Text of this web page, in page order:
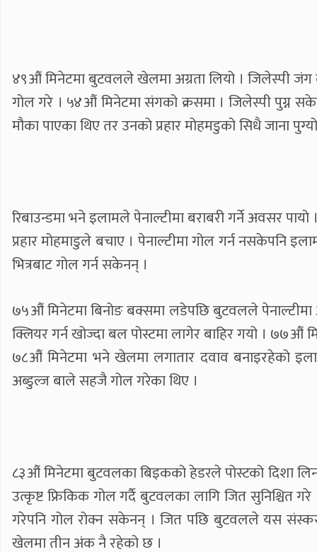
४९औं मिनेटमा बुटवलले खेलमा अग्रता लियो । जिलेस्पी
गोल गरे । ५४औं मिनेटमा संगको क्रसमा । जिलेस्पी पुग्न
मौका पाएका थिए तर उनको प्रहार मोहमडुको सिधै जाना
रिबाउन्डमा भने इलामले पेनाल्टीमा बराबरी गर्ने अवसर
प्रहार मोहमाडुले बचाए । पेनाल्टीमा गोल गर्न नसकेपनि
भित्रबाट गोल गर्न सकेनन् ।
७५औं मिनेटमा बिनोङ बक्समा लडेपछि बुटवलले पेनाल्टीमा
क्लियर गर्न खोज्दा बल पोस्टमा लागेर बाहिर गयो । ७७औं
७८औं मिनेटमा भने खेलमा लगातार दवाव बनाइरहेको
अब्डुल्ज बाले सहजै गोल गरेका थिए ।
८३औं मिनेटमा बुटवलका बिइकको हेडरले पोस्टको दिशा
उत्कृष्ट फ्रिकिक गोल गर्दै बुटवलका लागि जित सुनिश्चित
गरेपनि गोल रोक्न सकेनन् । जित पछि बुटवलले यस
खेलमा तीन अंक नै रहेको छ ।